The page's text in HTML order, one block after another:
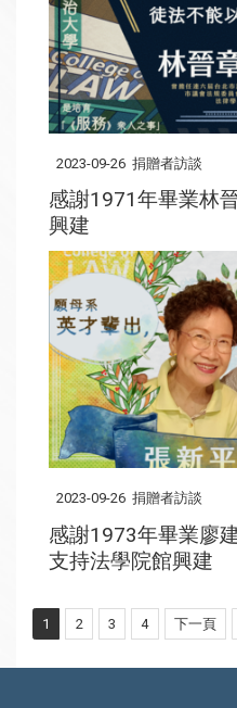
2023-09-26 捐贈者訪談
感謝1971年畢業林
興建
2023-09-26 捐贈者訪談
感謝1973年畢業廖
支持法學院館興建
1 2 3 4 下一頁